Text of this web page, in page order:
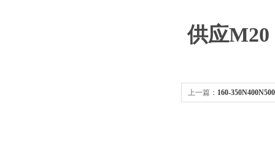
供应
上一篇： 160-